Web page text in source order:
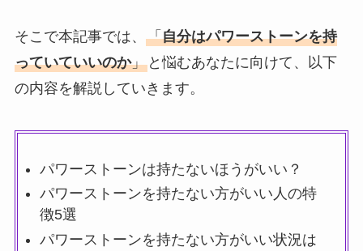
そこで本記事では、 「自分はパワーストーンを持
っていていいのか」と悩むあなたに向けて、以下
の内容を解説していきます。
パワーストーンは持たないほうがいい？
パワーストーンを持たない方がいい人の特
徴5選
パワーストーンを持たない方がいい状況は